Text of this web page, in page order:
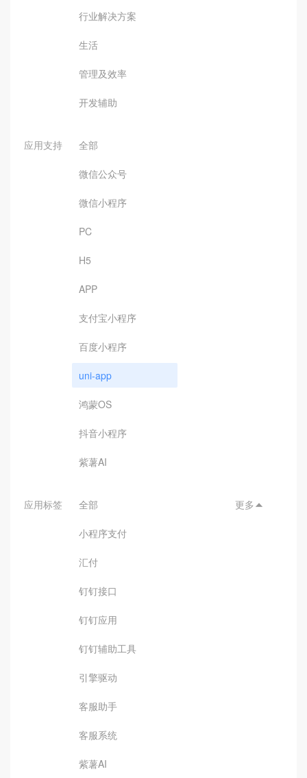
行业解决方案
生活
管理及效率
开发辅助
应用支持 全部
微信公众号
微信小程序
PC
H5
APP
支付宝小程序
百度小程序
uni-app
鸿蒙OS
抖音小程序
紫薯AI
应用标签 全部
小程序支付
汇付
钉钉接口
钉钉应用
钉钉辅助工具
引擎驱动
客服助手
客服系统
紫薯AI
更多 